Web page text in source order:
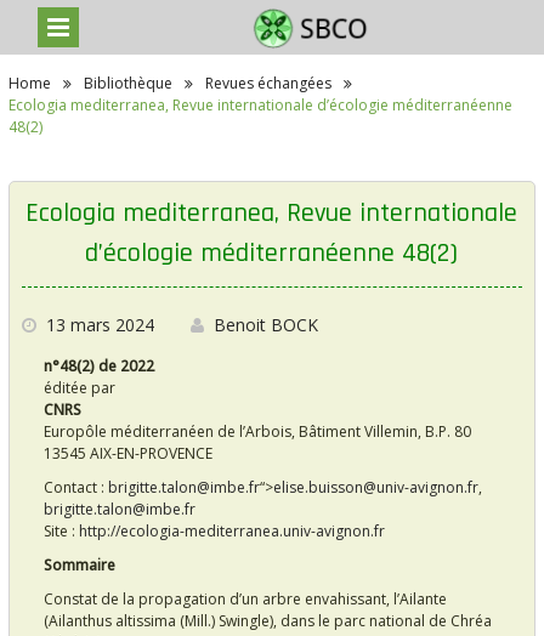
Home Bibliothèque
Revues échangées
Ecologia mediterranea, Revue internationale d’écologie méditerranéenne
48(2)
Ecologia mediterranea, Revue internationale
d’écologie méditerranéenne 48(2)
13 mars 2024 Benoit BOCK
n°48(2) de 2022
éditée par
CNRS
Europôle méditerranéen de l’Arbois, Bâtiment Villemin, B.P. 80
13545 AIX-EN-PROVENCE
Contact : brigitte.talon@imbe.fr“>elise.buisson@univ-avignon.fr,
brigitte.talon@imbe.fr
Site : http://ecologia-mediterranea.univ-avignon.fr
Sommaire
Constat de la propagation d’un arbre envahissant, l’Ailante
(Ailanthus altissima (Mill.) Swingle), dans le parc national de Chréa